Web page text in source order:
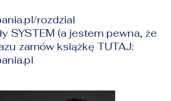
rozdzial
SYSTEM (a jestem pewna, że
zamów książkę TUTAJ: